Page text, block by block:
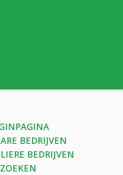
BEDRIJVEN
BEDRIJVEN
ZOEKEN